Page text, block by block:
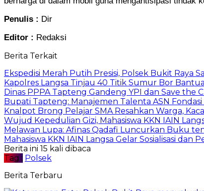
Penulis : Dir
Editor : Redaksi
Berita Terkait
Ekspedisi Merah Putih Presisi, Polsek Bukit Raya
Kapolres Langsa Tinjau 40 Titik Sumur Bor
Dinas PPPA Tapteng Gandeng YPI dan Save the
Bupati Tapteng: Manajemen Talenta ASN Fondasi
Knalpot Brong Pelajar SMA Resahkan Warga,
Wujud Kepedulian Gizi, Mahasiswa KKN IAIN
Melawan Lupa: Afinas Qadafi Luncurkan Buku
Mahasiswa KKN IAIN Langsa Gelar Sosialisasi
Berita ini 15 kali dibaca
Tag : Polsek
Berita Terbaru